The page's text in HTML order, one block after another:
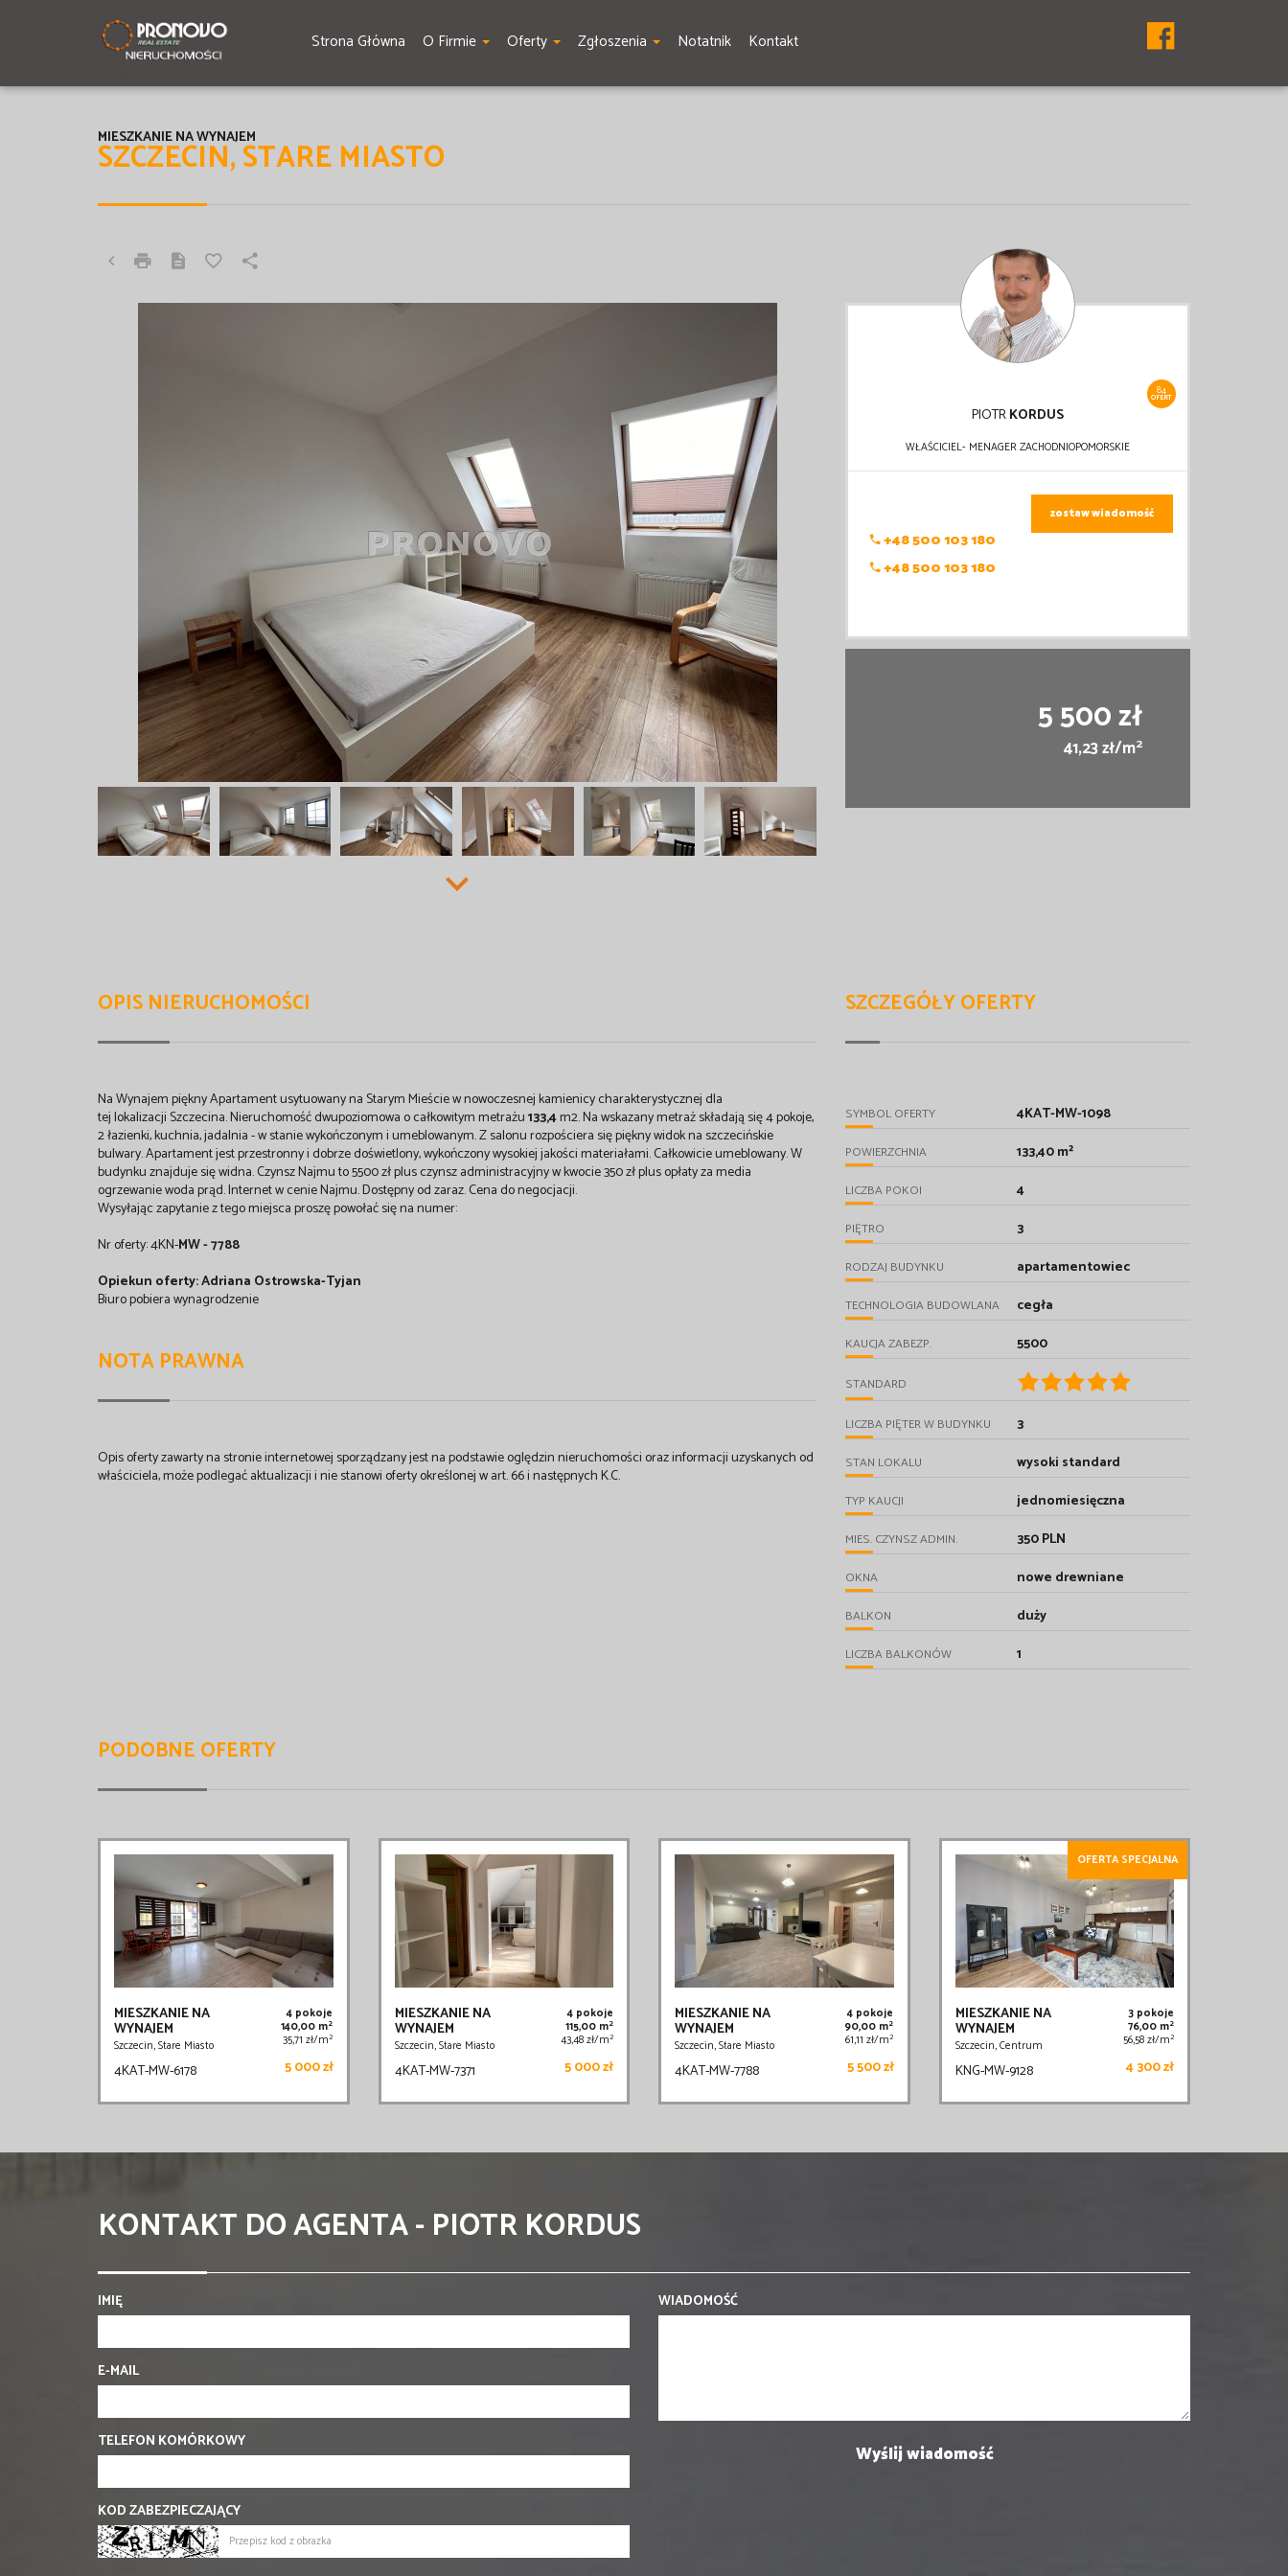
Strona Główna O Firmie Oferty Zgłoszenia Notatnik Kontakt
SZCZECIN, STARE MIASTO
MIESZKANIE NA WYNAJEM
84
OFERT
PIOTRKORDUS
WŁAŚCICIEL- MENAGER ZACHODNIOPOMORSKIE
+48 500 103 180
+48 500 103 180
zostaw wiadomość
5 500 zł
41,23 zł/m2
OPIS NIERUCHOMOŚCI
Na Wynajem piękny Apartament usytuowany na Starym Mieście w nowoczesnej kamienicy charakterystycznej dla
tej lokalizacji Szczecina. Nieruchomość dwupoziomowa o całkowitym metrażu133,4m2. Na wskazany metraż składają się 4 pokoje,
2 łazienki, kuchnia, jadalnia - w stanie wykończonym i umeblowanym. Z salonu rozpościera się piękny widok na szczecińskie
bulwary. Apartament jest przestronny i dobrze doświetlony, wykończony wysokiej jakości materiałami. Całkowicie umeblowany. W
budynku znajduje się widna. Czynsz Najmu to 5500 zł plus czynsz administracyjny w kwocie 350 zł plus opłaty za media
ogrzewanie woda prąd. Internet w cenie Najmu. Dostępny od zaraz. Cena do negocjacji.
Wysyłając zapytanie z tego miejsca proszę powołać się na numer:
Nr oferty: 4KN-MW- 7788
Opiekun oferty: Adriana Ostrowska-Tyjan
Biuro pobiera wynagrodzenie
NOTA PRAWNA
Opis oferty zawarty na stronie internetowej sporządzany jest na podstawie oględzin nieruchomości oraz informacji uzyskanych od
właściciela, może podlegać aktualizacji i nie stanowi oferty określonej w art. 66 i następnych K.C.
SZCZEGÓŁY OFERTY
SYMBOL OFERTY 4KAT-MW-1098
POWIERZCHNIA 133,40 m²
LICZBA POKOI 4
PIĘTRO 3
RODZAJ BUDYNKU apartamentowiec
TECHNOLOGIA BUDOWLANA cegła
KAUCJA ZABEZP. 5500
STANDARD
LICZBA PIĘTER W BUDYNKU 3
STAN LOKALU wysoki standard
TYP KAUCJI jednomiesięczna
MIES. CZYNSZ ADMIN. 350 PLN
OKNA nowe drewniane
BALKON duży
LICZBA BALKONÓW 1
PODOBNE OFERTY
MIESZKANIE NA
WYNAJEM
Szczecin, Stare Miasto
4 pokoje
140,00 m2
35,71 zł/m2
4KAT-MW-6178 5 000 zł
MIESZKANIE NA
WYNAJEM
Szczecin, Stare Miasto
4 pokoje
115,00 m2
43,48 zł/m2
4KAT-MW-7371 5 000 zł
MIESZKANIE NA
WYNAJEM
Szczecin, Stare Miasto
4 pokoje
90,00 m2
61,11 zł/m2
4KAT-MW-7788 5 500 zł
OFERTA SPECJALNA
MIESZKANIE NA
WYNAJEM
Szczecin, Centrum
3 pokoje
76,00 m2
56,58 zł/m2
KNG-MW-9128 4 300 zł
KONTAKT DO AGENTA - PIOTR KORDUS
IMIĘ
E-MAIL
TELEFON KOMÓRKOWY
KOD ZABEZPIECZAJĄCY
WIADOMOŚĆ